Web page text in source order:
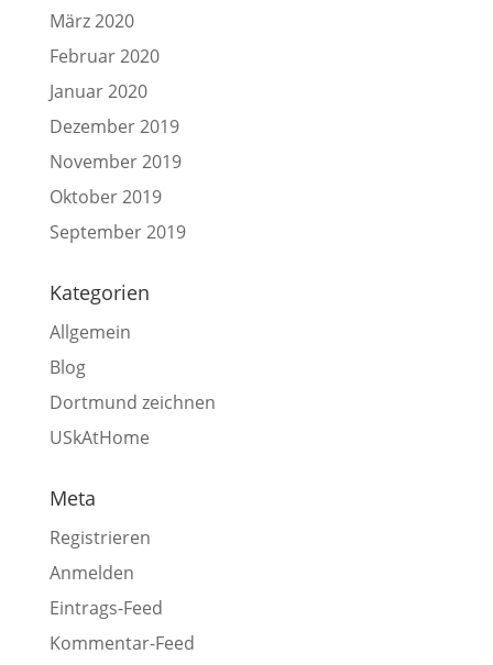
März 2020
Februar 2020
Januar 2020
Dezember 2019
November 2019
Oktober 2019
September 2019
Kategorien
Allgemein
Blog
Dortmund zeichnen
USkAtHome
Meta
Registrieren
Anmelden
Eintrags-Feed
Kommentar-Feed